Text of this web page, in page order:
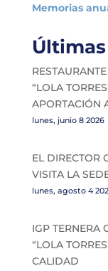
Memorias
“LOLA
APORTACIÓN
lunes, junio 8 2026
EL DIRECTOR
VISITA LA
lunes, agosto 4
IGP TERNERA
“LOLA
CALIDAD